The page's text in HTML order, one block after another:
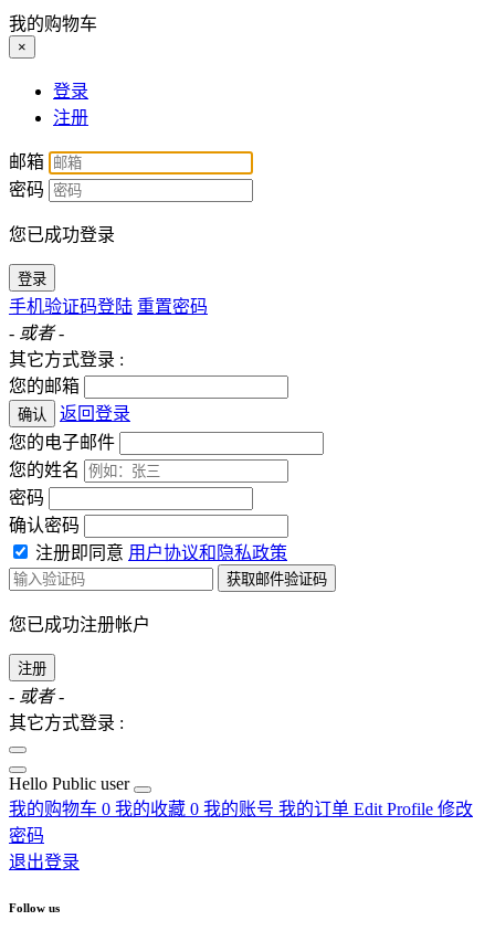
我的购物车
×
登录
注册
邮箱
密码
您已成功登录
登录
手机验证码登陆 重置密码
- 或者 -
其它方式登录 :
您的邮箱
确认
返回登录
您的电子邮件
您的姓名
密码
确认密码
注册即同意 用户协议和隐私政策
获取邮件验证码
您已成功注册帐户
注册
- 或者 -
其它方式登录 :
Hello Public user
我的购物车 0 我的收藏 0 我的账号 我的订单 Edit Profile 修改
密码
退出登录
Follow us